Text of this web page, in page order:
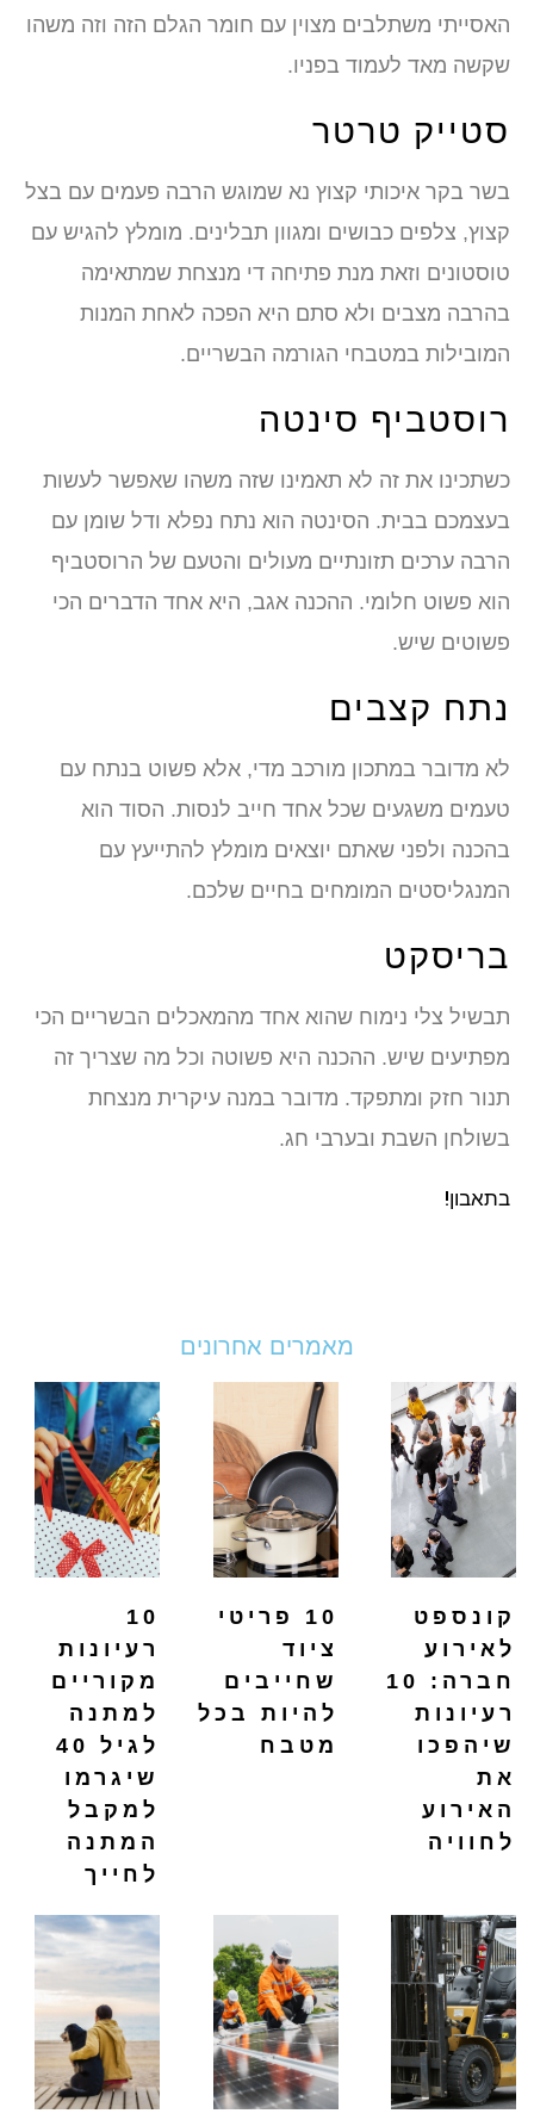
האסייתי משתלבים מצוין עם חומר הגלם הזה וזה משהו
שקשה מאד לעמוד בפניו.
סטייק טרטר
בשר בקר איכותי קצוץ נא שמוגש הרבה פעמים עם בצל
קצוץ, צלפים כבושים ומגוון תבלינים. מומלץ להגיש עם
טוסטונים וזאת מנת פתיחה די מנצחת שמתאימה
בהרבה מצבים ולא סתם היא הפכה לאחת המנות
המובילות במטבחי הגורמה הבשריים.
רוסטביף סינטה
כשתכינו את זה לא תאמינו שזה משהו שאפשר לעשות
בעצמכם בבית. הסינטה הוא נתח נפלא ודל שומן עם
הרבה ערכים תזונתיים מעולים והטעם של הרוסטביף
הוא פשוט חלומי. ההכנה אגב, היא אחד הדברים הכי
פשוטים שיש.
נתח קצבים
לא מדובר במתכון מורכב מדי, אלא פשוט בנתח עם
טעמים משגעים שכל אחד חייב לנסות. הסוד הוא
בהכנה ולפני שאתם יוצאים מומלץ להתייעץ עם
המנגליסטים המומחים בחיים שלכם.
בריסקט
תבשיל צלי נימוח שהוא אחד מהמאכלים הבשריים הכי
מפתיעים שיש. ההכנה היא פשוטה וכל מה שצריך זה
תנור חזק ומתפקד. מדובר במנה עיקרית מנצחת
בשולחן השבת ובערבי חג.
בתאבון!
מאמרים אחרונים
קונספט
לאירוע
חברה: 10
רעיונות
שיהפכו
את
האירוע
לחוויה
10 פריטי
ציוד
שחייבים
להיות בכל
מטבח
10
רעיונות
מקוריים
למתנה
לגיל 40
שיגרמו
למקבל
המתנה
לחייך